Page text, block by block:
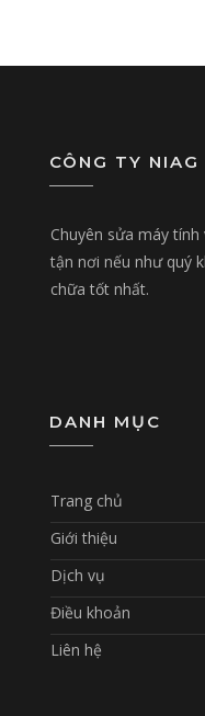
CÔNG TY NIAG
Chuyên sửa máy
tận nơi nếu như quý
chữa tốt nhất.
DANH MỤC
Trang chủ
Giới thiệu
Dịch vụ
Điều khoản
Liên hệ